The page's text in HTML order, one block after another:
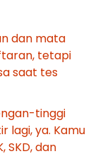
dan mata
tetapi
saat tes
tinggi
lagi, ya. Kamu
SKD, dan